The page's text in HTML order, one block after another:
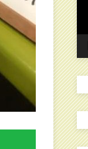
プ
レ
ー
ヤ
ー